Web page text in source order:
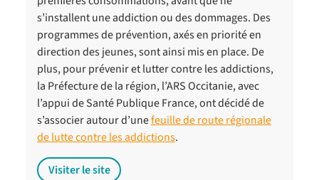
s’installent une addiction ou des dommages. Des
programmes de prévention, axés en priorité en
direction des jeunes, sont ainsi mis en place. De
plus, pour prévenir et lutter contre les addictions,
la Préfecture de la région, l’ARS Occitanie, avec
l’appui de Santé Publique France, ont décidé de
s’associer autour d’unefeuille de route régionale
de lutte contre les addictions.
Visiter le site